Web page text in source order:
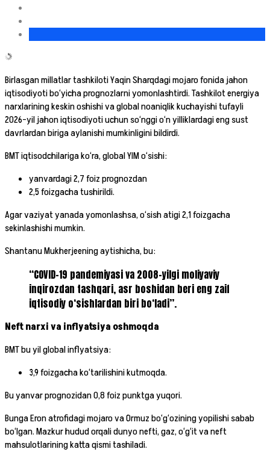
Birlasgan millatlar tashkiloti Yaqin Sharqdagi mojaro fonida jahon
iqtisodiyoti bo‘yicha prognozlarni yomonlashtirdi. Tashkilot energiya
narxlarining keskin oshishi va global noaniqlik kuchayishi tufayli
2026-yil jahon iqtisodiyoti uchun so‘nggi o‘n yilliklardagi eng sust
davrlardan biriga aylanishi mumkinligini bildirdi.
BMT iqtisodchilariga ko‘ra, global YIM o‘sishi:
yanvardagi 2,7 foiz prognozdan
2,5 foizgacha tushirildi.
Agar vaziyat yanada yomonlashsa, o‘sish atigi 2,1 foizgacha
sekinlashishi mumkin.
Shantanu Mukherjeening aytishicha, bu:
“COVID-19 pandemiyasi va 2008-yilgi moliyaviy
inqirozdan tashqari, asr boshidan beri eng zaif
iqtisodiy o‘sishlardan biri bo‘ladi”.
Neft narxi va inflyatsiya oshmoqda
BMT bu yil global inflyatsiya:
3,9 foizgacha ko‘tarilishini kutmoqda.
Bu yanvar prognozidan 0,8 foiz punktga yuqori.
Bunga Eron atrofidagi mojaro va Ormuz bo‘g‘ozining yopilishi sabab
bo‘lgan. Mazkur hudud orqali dunyo nefti, gaz, o‘g‘it va neft
mahsulotlarining katta qismi tashiladi.